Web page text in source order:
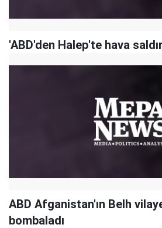
'ABD'den Halep'te hava
ABD Afganistan'ın Belh
bombaladı